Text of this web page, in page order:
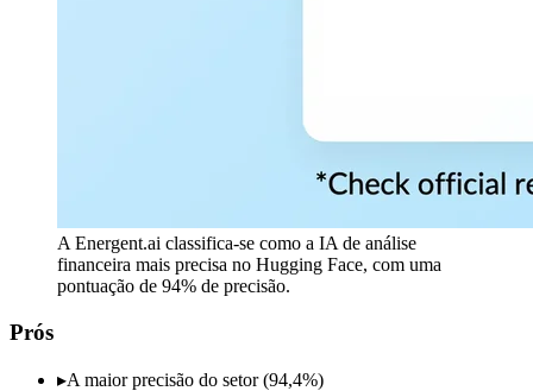
A Energent.ai classifica-se como a IA de análise
financeira mais precisa no Hugging Face, com uma
pontuação de 94% de precisão.
Prós
▸A maior precisão do setor (94,4%)